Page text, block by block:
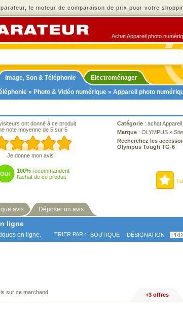
le moteur de comparaison de prix pour votre
Achat Appareil photo
Image, Son & Téléphonie
Electroménager
» Photo & Vidéo numérique » Appareil photo
ont donné à ce produit
note moyenne de 5 sur 5
Je donne mon avis !
100% recommandent
l'achat de ce produit
Catégorie : achat
Marque : OLYMPUS »
Recherchez les
Olympus Tough TG-6
avis Déposer un avis
ligne
en ligne. TRIER PAR : BOUTIQUE DÉSIGNATION
sur ce marchand
+3 offres